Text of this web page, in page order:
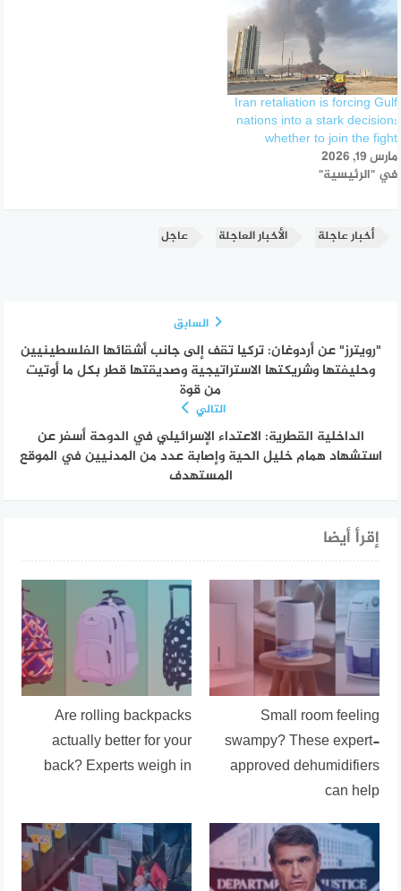
Iran retaliation is forcing Gulf
nations into a stark decision:
whether to join the fight
مارس 19, 2026
في "الرئيسية"
أخبار عاجلة الأخبار العاجلة عاجل
السابق
"رويترز" عن أردوغان: تركيا تقف إلى جانب أشقائها الفلسطينيين
وحليفتها وشريكتها الاستراتيجية وصديقتها قطر بكل ما أوتيت
من قوة
التالي
الداخلية القطرية: الاعتداء الإسرائيلي في الدوحة أسفر عن
استشهاد همام خليل الحية وإصابة عدد من المدنيين في الموقع
المستهدف
إقرأ أيضا
Small room feeling
swampy? These expert-
approved dehumidifiers
can help
Are rolling backpacks
actually better for your
back? Experts weigh in